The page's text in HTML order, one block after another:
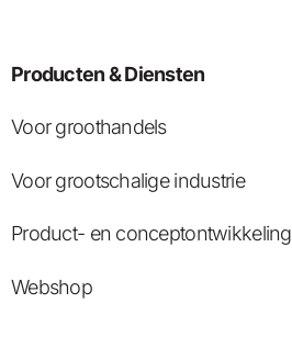
Producten & Diensten
Voor groothandels
Voor grootschalige industrie
Product- en conceptontwikkeling
Webshop